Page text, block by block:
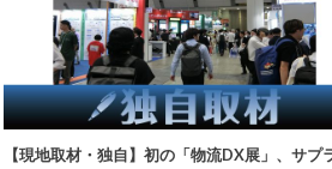
【現地取材・独自】初の「物流DX展」、サプ